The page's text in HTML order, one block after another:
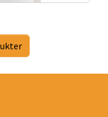
lange led